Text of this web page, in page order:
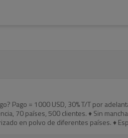
en polvo de diferentes países. ♦